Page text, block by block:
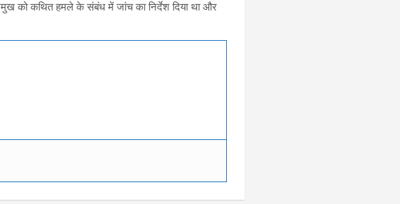
को कथित हमले के संबंध में जांच का निर्देश दिया था और